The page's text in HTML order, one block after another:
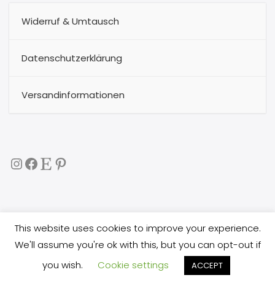
Widerruf & Umtausch
Datenschutzerklärung
Versandinformationen
Instagram
Facebook
EtsyPinterest
Copyright 2017 buggytextilall rights reserved. All images
are copyright protected, and you are not allowed
to copy them, or use them in any way.
This website uses cookies to improve your experience.
We'll assume you're ok with this, but you can opt-out if
you wish.
Cookie settings ACCEPT